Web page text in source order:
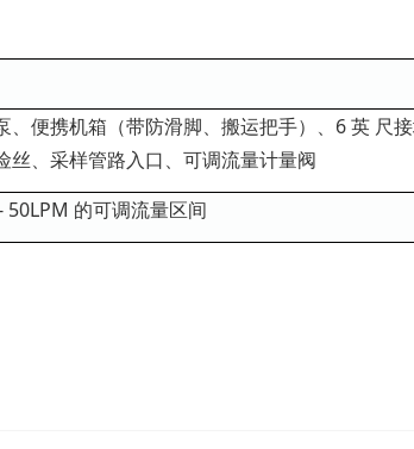
、便携机箱（带防滑脚、搬运把手）、6 英 尺
丝、采样管路入口、可调流量计量阀
50LPM 的可调流量区间